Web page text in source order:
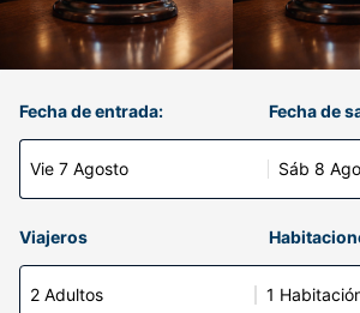
Fecha de entrada:
Vie 7 Agosto
Fecha de
Sáb 8
Viajeros
2 Adultos 1